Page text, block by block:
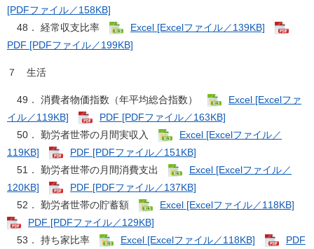
[PDFファイル／158KB]
48． 経常収支比率
Excel [Excelファイル／139KB]
PDF [PDFファイル／199KB]
７ 生活
49． 消費者物価指数（年平均総合指数）
Excel [Excelファ
イル／119KB]
PDF [PDFファイル／163KB]
50． 勤労者世帯の月間実収入
Excel [Excelファイル／
119KB]
PDF [PDFファイル／151KB]
51． 勤労者世帯の月間消費支出
Excel [Excelファイル／
120KB]
PDF [PDFファイル／137KB]
52． 勤労者世帯の貯蓄額
Excel [Excelファイル／118KB]
PDF [PDFファイル／129KB]
53． 持ち家比率
Excel [Excelファイル／118KB]
PDF